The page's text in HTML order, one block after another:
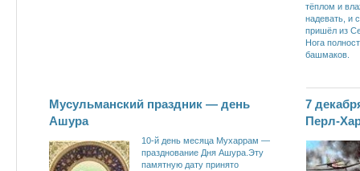
тёплом и
надевать, и
пришёл из
Нога
башмаков.
Мусульманский праздник — день
Ашура
10-й день месяца Мухаррам —
празднование Дня Ашура.Эту
памятную дату принято
7
Перл-